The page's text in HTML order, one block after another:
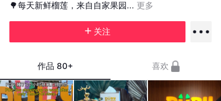
🌳每天新鲜榴莲，来自自家果园... 更多
关注
作品 80+ 喜欢